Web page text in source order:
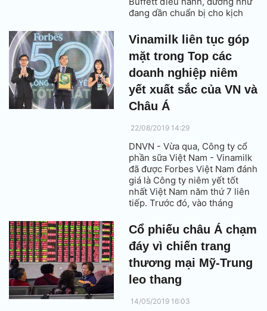
đang dần chuẩn bị cho kịch
hành tại đây nữa.
Vinamilk liên tục góp
mặt trong Top các
doanh nghiệp niêm
yết xuất sắc của VN và
Châu Á
22/08/2019 14:29
DNVN - Vừa qua, Công ty cổ
phần sữa Việt Nam - Vinamilk
đã được Forbes Việt Nam đánh
giá là Công ty niêm yết tốt
nhất Việt Nam năm thứ 7 liên
tiếp. Trước đó, vào tháng
doanh nghiệp Việt Nam duy
nhất góp mặt trong Top 50
Doanh nghiệp niêm yết quyền
lực nhất Châu Á (theo Bảng
xếp hạng Asia300 của Nikkei
Asia Review công bố).
Cổ phiếu châu Á chạm
đáy vì chiến trang
thương mại Mỹ-Trung
leo thang
14/05/2019 16:03